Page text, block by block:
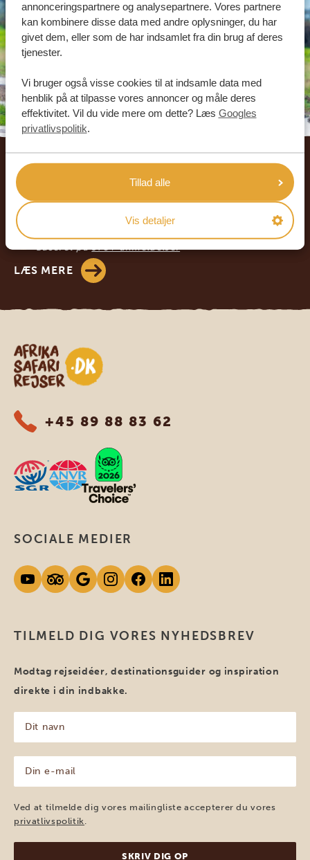
annonceringspartnere og analysepartnere. Vores partnere
kan kombinere disse data med andre oplysninger, du har
givet dem, eller som de har indsamlet fra din brug af deres
tjenester.
Vi bruger også visse cookies til at indsamle data med
henblik på at tilpasse vores annoncer og måle deres
effektivitet. Vil du vide mere om dette? Læs Googles
privatlivspolitik.
Tillad alle
Vis detaljer
VORES REJSENDE ANBEFALER AFRIKA
SAFARIREJSER
933+ anmeldelser
Baseret på578+ anmeldelser
LÆS MERE
Safari-rejser i Afrika
+45 89 88 83 62
TILMELD DIG VORES NYHEDSBREV
Modtag rejseidéer, destinationsguider og inspiration
direkte i din indbakke.
navn
(Påkrævet)
mail
(Påkrævet)
Ved at tilmelde dig vores mailingliste accepterer du vores
privatlivspolitik.
SOCIALE MEDIER